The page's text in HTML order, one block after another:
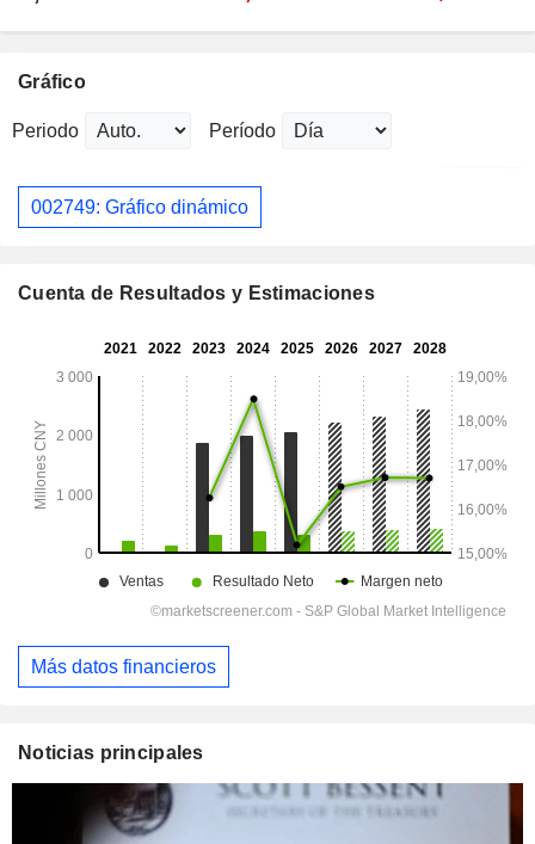
Gráfico
Periodo Período
002749: Gráfico dinámico
Cuenta de Resultados y Estimaciones
Más datos financieros
Noticias principales